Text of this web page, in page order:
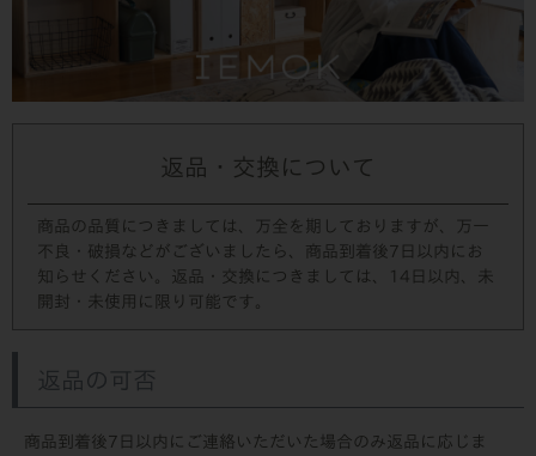
返品・交換について
商品の品質につきましては、万全を期しておりますが、万一
不良・破損などがございましたら、商品到着後7日以内にお
知らせください。返品・交換につきましては、14日以内、未
開封・未使用に限り可能です。
返品の可否
商品到着後7日以内にご連絡いただいた場合のみ返品に応じま